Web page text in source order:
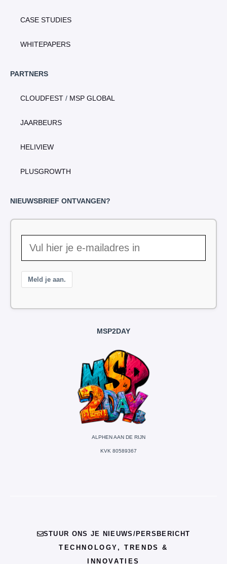
CASE STUDIES
WHITEPAPERS
PARTNERS
CLOUDFEST / MSP GLOBAL
JAARBEURS
HELIVIEW
PLUSGROWTH
NIEUWSBRIEF ONTVANGEN?
Meld je aan.
MSP2DAY
ALPHEN AAN DE RIJN
KVK 80589367
STUUR ONS JE NIEUWS/PERSBERICHT
TECHNOLOGY, TRENDS &
INNOVATIES